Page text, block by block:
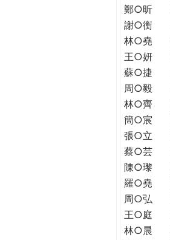
鄭○昕
謝○衡
林○堯
王○妍
蘇○捷
周○毅
林○齊
簡○宸
張○立
蔡○芸
陳○瓈
羅○堯
周○弘
王○庭
林○晨